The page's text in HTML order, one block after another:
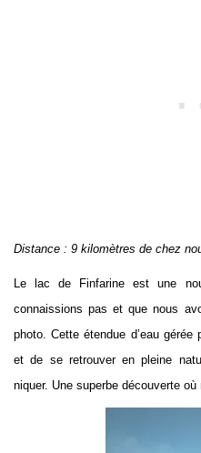
Distance : 9 kilomètres de chez
Le lac de Finfarine est une
connaissions pas et que nous
photo. Cette étendue d’eau
et de se retrouver en pleine
niquer. Une superbe découverte